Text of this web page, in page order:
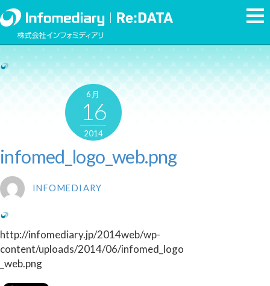
6月
16
2014
infomed_logo_web.png
INFOMEDIARY
http://infomediary.jp/2014web/wp-
content/uploads/2014/06/infomed_logo
_web.png